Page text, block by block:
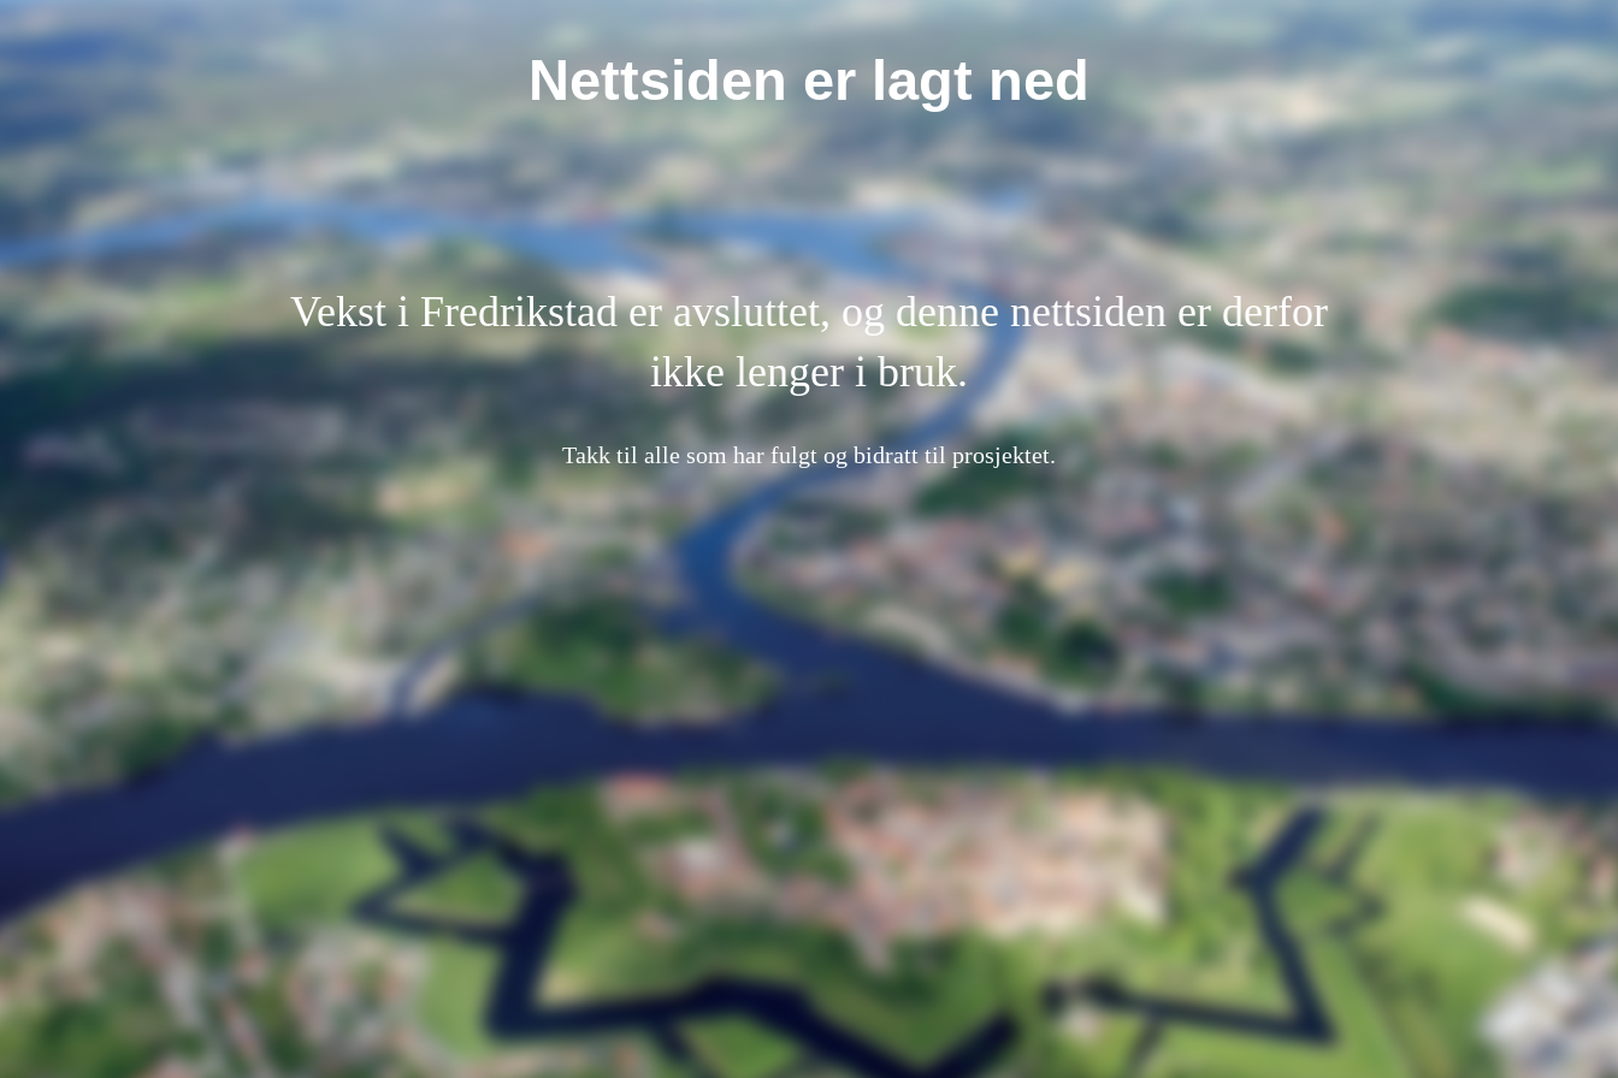
Nettsiden er lagt ned
Vekst i Fredrikstad er avsluttet, og denne nettsiden er derfor
ikke lenger i bruk.
Takk til alle som har fulgt og bidratt til prosjektet.